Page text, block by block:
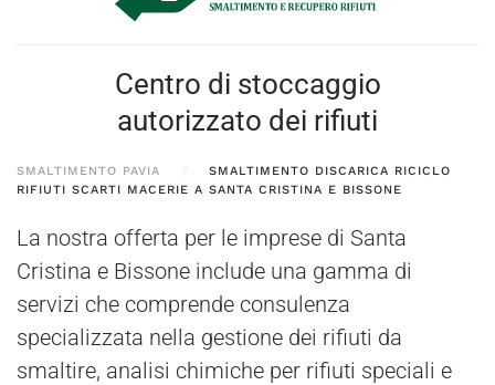
Centro di stoccaggio
autorizzato dei rifiuti
SMALTIMENTO PAVIA
SMALTIMENTO DISCARICA RICICLO
RIFIUTI SCARTI MACERIE A SANTA CRISTINA E BISSONE
La nostra offerta per le imprese di Santa
Cristina e Bissone include una gamma di
servizi che comprende consulenza
specializzata nella gestione dei rifiuti da
smaltire, analisi chimiche per rifiuti speciali e